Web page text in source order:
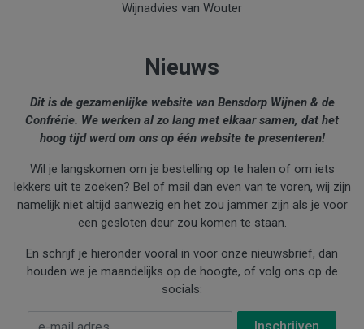
Wijnadvies van Wouter
Nieuws
Dit is de gezamenlijke website van Bensdorp Wijnen & de
Confrérie. We werken al zo lang met elkaar samen, dat het
hoog tijd werd om ons op één website te presenteren!
Wil je langskomen om je bestelling op te halen of om iets
lekkers uit te zoeken? Bel of mail dan even van te voren, wij zijn
namelijk niet altijd aanwezig en het zou jammer zijn als je voor
een gesloten deur zou komen te staan.
En schrijf je hieronder vooral in voor onze nieuwsbrief, dan
houden we je maandelijks op de hoogte, of volg ons op de
socials:
E-mail Adres